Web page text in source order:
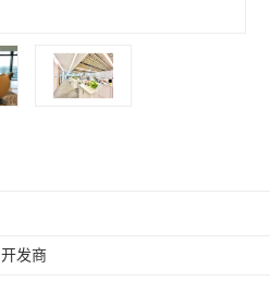
开发商